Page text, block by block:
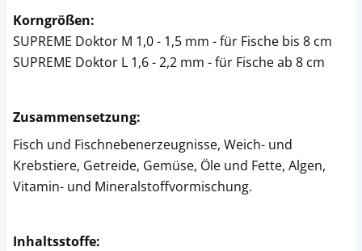
Korngrößen:
SUPREME Doktor M 1,0 - 1,5 mm - für Fische bis 8 cm
SUPREME Doktor L 1,6 - 2,2 mm - für Fische ab 8 cm
Zusammensetzung:
Fisch und Fischnebenerzeugnisse, Weich- und
Krebstiere, Getreide, Gemüse, Öle und Fette, Algen,
Vitamin- und Mineralstoffvormischung.
Inhaltsstoffe: